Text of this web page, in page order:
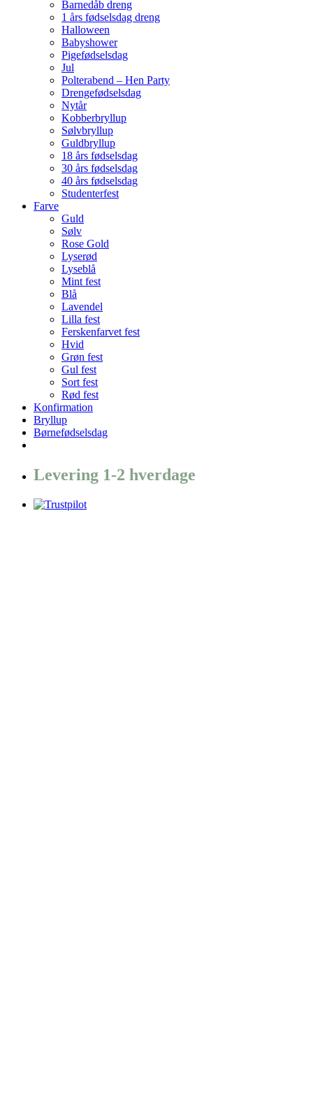
Barnedåb dreng
1 års fødselsdag dreng
Halloween
Babyshower
Pigefødselsdag
Jul
Polterabend – Hen Party
Drengefødselsdag
Nytår
Kobberbryllup
Sølvbryllup
Guldbryllup
18 års fødselsdag
30 års fødselsdag
40 års fødselsdag
Studenterfest
Farve
Guld
Sølv
Rose Gold
Lyserød
Lyseblå
Mint fest
Blå
Lavendel
Lilla fest
Ferskenfarvet fest
Hvid
Grøn fest
Gul fest
Sort fest
Rød fest
Konfirmation
Bryllup
Børnefødselsdag
Levering 1-2 hverdage